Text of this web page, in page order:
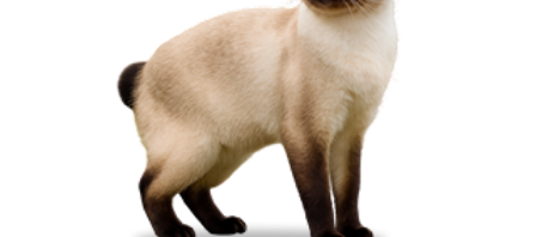
Уход за скиф-той-бобом зависит
от длины их шерсти.
Короткошёрстных кошек нужно
расчёсывать 1–2 раза в неделю,
а полудлинношёрстных — 2–3 раза,
чтобы избежать образования
колтунов. Купать рекомендуется
только при необходимости.
Также важно следить за чистотой
ушей, зубов и регулярно подрезать
когти. Питание должно быть
сбалансированным, с учётом